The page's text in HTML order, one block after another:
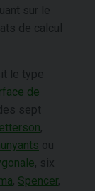
sur le
de calcul
le type
de
sept
,
ou
, six
, Spencer,